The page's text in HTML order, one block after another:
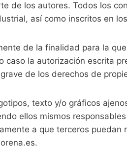
de los autores. Todos los
así como inscritos en
de la finalidad para la
caso la autorización escrita
de los derechos de
texto y/o gráficos
ellos mismos
a que terceros